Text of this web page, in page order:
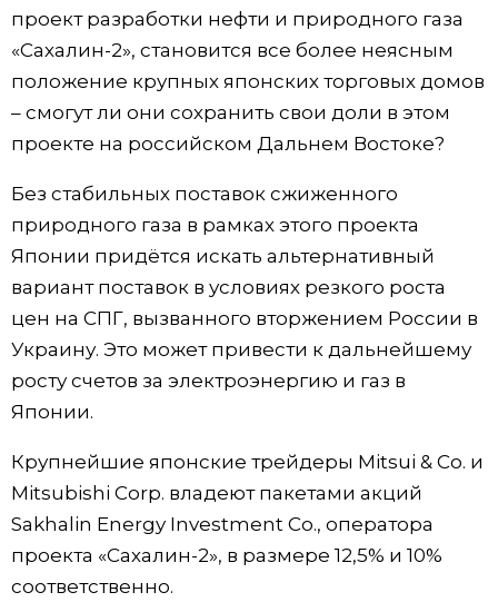
Люди
Блог
Экономика
Технологии
Токио
Популярные статьи
Японский язык
Семья
official SNS
проект разработки нефти и природного газа
«Сахалин-2», становится все более неясным
положение крупных японских торговых домов
– смогут ли они сохранить свои доли в этом
проекте на российском Дальнем Востоке?
Без стабильных поставок сжиженного
природного газа в рамках этого проекта
Японии придётся искать альтернативный
вариант поставок в условиях резкого роста
цен на СПГ, вызванного вторжением России в
Украину. Это может привести к дальнейшему
росту счетов за электроэнергию и газ в
Японии.
Крупнейшие японские трейдеры Mitsui & Co. и
Mitsubishi Corp. владеют пакетами акций
Sakhalin Energy Investment Co., оператора
проекта «Сахалин-2», в размере 12,5% и 10%
соответственно.